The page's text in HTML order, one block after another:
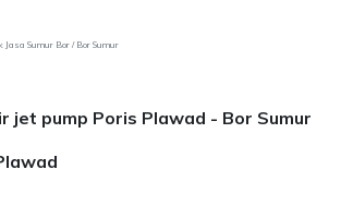
Sumur Bor / Bor Sumur
jet pump Poris Plawad - Bor Sumur